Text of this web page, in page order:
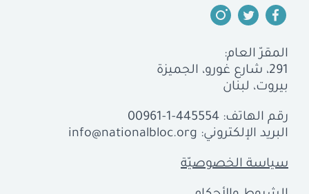
المقرّ العام:
291، شارع غورو، الجميزة
بيروت، لبنان
رقم الهاتف: 00961-1-445554
البريد الإلكتروني: info@nationalbloc.org
سياسة الخصوصيّة